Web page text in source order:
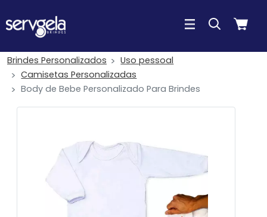
Brindes Personalizados
Uso pessoal
Camisetas Personalizadas
Body de Bebe Personalizado Para Brindes